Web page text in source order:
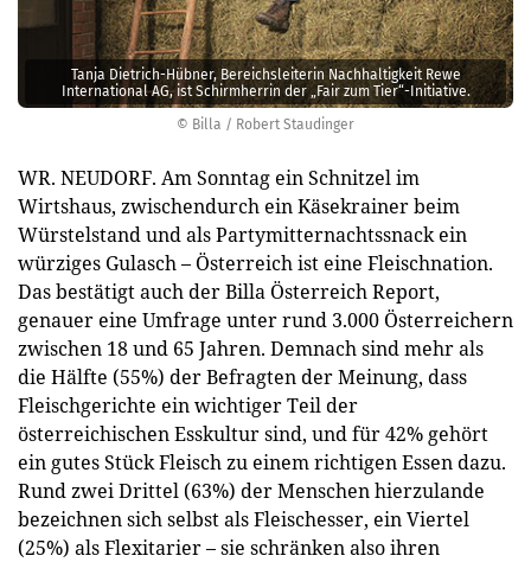
© Billa / Robert Staudinger
Tanja Dietrich-Hübner, Bereichsleiterin Nachhaltigkeit Rewe
International AG, ist Schirmherrin der „Fair zum Tier“-Initiative.
WR. NEUDORF. Am Sonntag ein Schnitzel im
Wirtshaus, zwischendurch ein Käsekrainer beim
Würstelstand und als Partymitternachtssnack ein
würziges Gulasch – Österreich ist eine Fleischnation.
Das bestätigt auch der Billa Österreich Report,
genauer eine Umfrage unter rund 3.000 Österreichern
zwischen 18 und 65 Jahren. Demnach sind mehr als
die Hälfte (55%) der Befragten der Meinung, dass
Fleischgerichte ein wichtiger Teil der
österreichischen Esskultur sind, und für 42% gehört
ein gutes Stück Fleisch zu einem richtigen Essen dazu.
Rund zwei Drittel (63%) der Menschen hierzulande
bezeichnen sich selbst als Fleischesser, ein Viertel
(25%) als Flexitarier – sie schränken also ihren